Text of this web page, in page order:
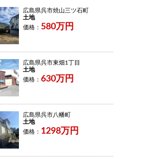
広島県呉市焼山三ツ石町
土地
価格： 580万円
広島県呉市東畑1丁目
土地
価格： 630万円
広島県呉市八幡町
土地
価格： 1298万円